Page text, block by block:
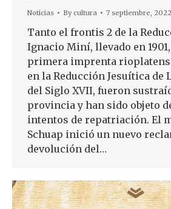
Noticias Bycultura 7 septiembre, 2022
Tanto el frontis 2 de la
Ignacio Miní, llevado en
primera imprenta
en la Reducción Jesuítica de
del Siglo XVII, fueron
provincia y han sido objeto
intentos de repatriación. El
Schuap inició un nuevo
devolución del…